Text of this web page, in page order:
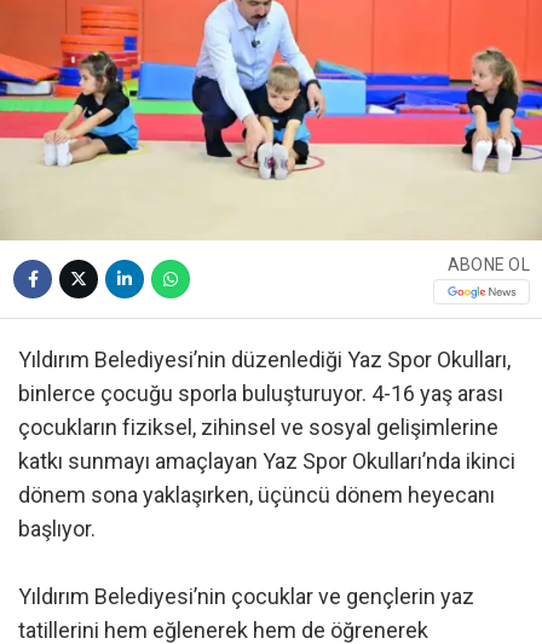
ABONE OL
Yıldırım Belediyesi’nin düzenlediği Yaz Spor Okulları,
binlerce çocuğu sporla buluşturuyor. 4-16 yaş arası
çocukların fiziksel, zihinsel ve sosyal gelişimlerine
katkı sunmayı amaçlayan Yaz Spor Okulları’nda ikinci
dönem sona yaklaşırken, üçüncü dönem heyecanı
başlıyor.
Yıldırım Belediyesi’nin çocuklar ve gençlerin yaz
tatillerini hem eğlenerek hem de öğrenerek